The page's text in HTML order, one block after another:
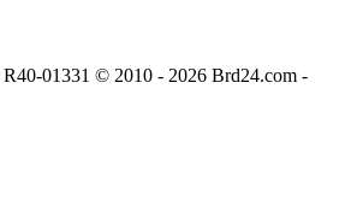
R40-01331 © 2010 - 2026 Brd24.com -